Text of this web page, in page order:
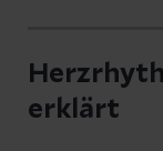
erklärt